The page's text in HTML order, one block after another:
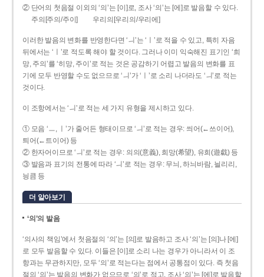
② 단어의 첫음절 이외의 ‘의’는 [이]로, 조사 ‘의’는 [에]로 발음할 수 있다.
주의[주의/주이]
우리의[우리의/우리에]
이러한 발음의 변화를 반영한다면 ‘ㅢ’는 ‘ㅣ’로 적을 수 있고, 특히 자음
뒤에서는 ‘ㅣ’로 적도록 해야 할 것이다. 그러나 이미 익숙해진 표기인 ‘희
망, 주의’를 ‘히망, 주이’로 적는 것은 공감하기 어렵고 발음의 변화를 표
기에 모두 반영할 수도 없으므로 ‘ㅢ’가 ‘ㅣ’로 소리 나더라도 ‘ㅢ’로 적는
것이다.
이 조항에서는 ‘ㅢ’로 적는 세 가지 유형을 제시하고 있다.
① 모음 ‘ㅡ, ㅣ’가 줄어든 형태이므로 ‘ㅢ’로 적는 경우: 씌어(←쓰이어),
틔어(←트이어) 등
② 한자어이므로 ‘ㅢ’로 적는 경우: 의의(意義), 희망(希望), 유희(遊戱) 등
③ 발음과 표기의 전통에 따라 ‘ㅢ’로 적는 경우: 무늬, 하늬바람, 늴리리,
닁큼 등
더 알아보기
‘의’의 발음
‘의사의 책임’에서 첫음절의 ‘의’는 [의]로 발음하고 조사 ‘의’는 [의]나 [에]
로 모두 발음할 수 있다. 이들은 [이]로 소리 나는 경우가 아니라서 이 조
항과는 무관하지만, 모두 ‘의’로 적는다는 점에서 공통점이 있다. 즉 첫음
절의 ‘의’는 발음의 변화가 없으므로 ‘의’로 적고, 조사 ‘의’는 [에]로 발음할